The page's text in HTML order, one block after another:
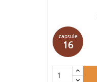
capsule
16